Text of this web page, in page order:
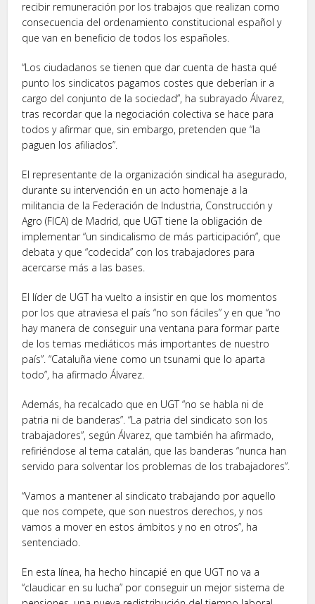
recibir remuneración por los trabajos que realizan como
consecuencia del ordenamiento constitucional español y
que van en beneficio de todos los españoles.
“Los ciudadanos se tienen que dar cuenta de hasta qué
punto los sindicatos pagamos costes que deberían ir a
cargo del conjunto de la sociedad”, ha subrayado Álvarez,
tras recordar que la negociación colectiva se hace para
todos y afirmar que, sin embargo, pretenden que “la
paguen los afiliados”.
El representante de la organización sindical ha asegurado,
durante su intervención en un acto homenaje a la
militancia de la Federación de Industria, Construcción y
Agro (FICA) de Madrid, que UGT tiene la obligación de
implementar “un sindicalismo de más participación”, que
debata y que “codecida” con los trabajadores para
acercarse más a las bases.
El líder de UGT ha vuelto a insistir en que los momentos
por los que atraviesa el país “no son fáciles” y en que “no
hay manera de conseguir una ventana para formar parte
de los temas mediáticos más importantes de nuestro
país”. “Cataluña viene como un tsunami que lo aparta
todo”, ha afirmado Álvarez.
Además, ha recalcado que en UGT “no se habla ni de
patria ni de banderas”. “La patria del sindicato son los
trabajadores”, según Álvarez, que también ha afirmado,
refiriéndose al tema catalán, que las banderas “nunca han
servido para solventar los problemas de los trabajadores”.
“Vamos a mantener al sindicato trabajando por aquello
que nos compete, que son nuestros derechos, y nos
vamos a mover en estos ámbitos y no en otros”, ha
sentenciado.
En esta línea, ha hecho hincapié en que UGT no va a
“claudicar en su lucha” por conseguir un mejor sistema de